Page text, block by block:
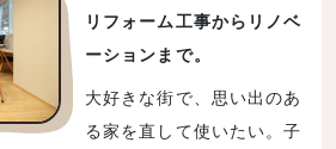
リフォーム工事からリノベ
ーションまで。
大好きな街で、思い出のあ
る家を直して使いたい。子